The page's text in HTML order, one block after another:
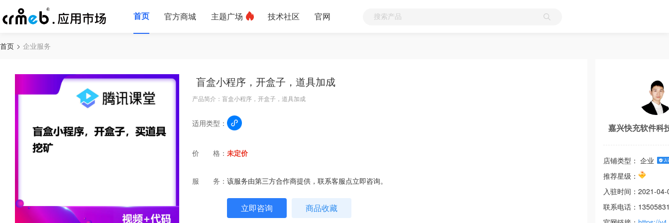
首页 官方商城 主题广场 技术社区 官网
首页 企业服务
盲盒小程序，开盒子，道具加成
产品简介：盲盒小程序，开盒子，道具加成
适用类型：
价 格： 未定价
服 务： 该服务由第三方合作商提供，联系客服点立即咨询。
立即咨询 商品收藏
嘉兴快充软件科
店铺类型： 企业
推荐星级：
入驻时间： 2021-04-
联系电话：